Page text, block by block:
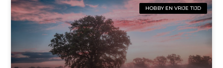
HOBBY EN VRIJE TIJD